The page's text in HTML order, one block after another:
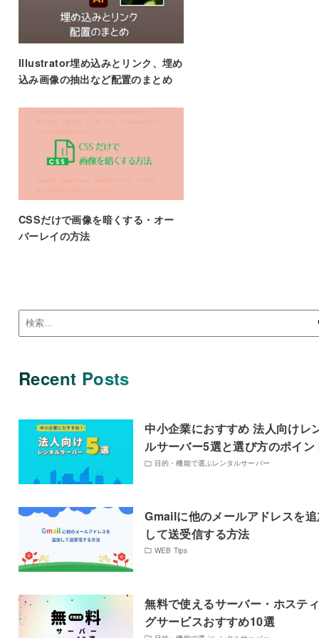
Illustrator埋め込みとリンク、埋め
込み画像の抽出など配置のまとめ
CSSだけで画像を暗くする・オー
バーレイの方法
Recent Posts
中小企業におすすめ 法人向けレ
ルサーバー5選と選び方のポイン
目的・機能で選ぶレンタルサーバー
Gmailに他のメールアドレスを
して送受信する方法
WEB Tips
無料で使えるサーバー・ホステ
グサービスおすすめ10選